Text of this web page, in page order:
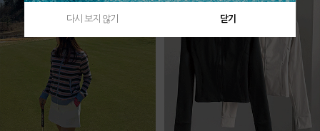
다시 보지 않기 닫기